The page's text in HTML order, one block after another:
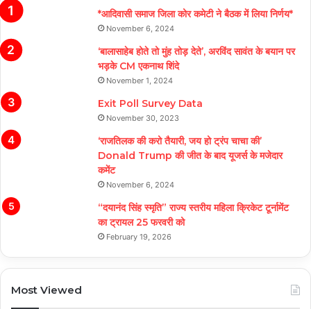
*आदिवासी समाज जिला कोर कमेटी ने बैठक में लिया निर्णय*
November 6, 2024
‘बालासाहेब होते तो मुंह तोड़ देते’, अरविंद सावंत के बयान पर
भड़के CM एकनाथ शिंदे
November 1, 2024
Exit Poll Survey Data
November 30, 2023
‘राजतिलक की करो तैयारी, जय हो ट्रंप चाचा की’
Donald Trump की जीत के बाद यूजर्स के मजेदार
कमेंट
November 6, 2024
“दयानंद सिंह स्मृति” राज्य स्तरीय महिला क्रिकेट टूर्नामेंट
का ट्रायल 25 फरवरी को
February 19, 2026
Most Viewed